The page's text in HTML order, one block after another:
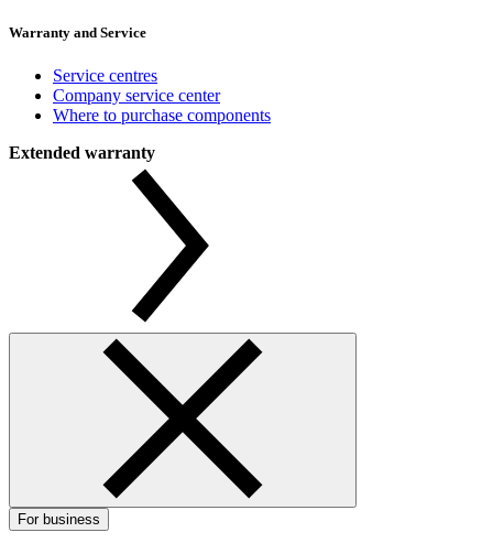
Warranty and Service
Service centres
Company service center
Where to purchase components
Extended warranty
For business